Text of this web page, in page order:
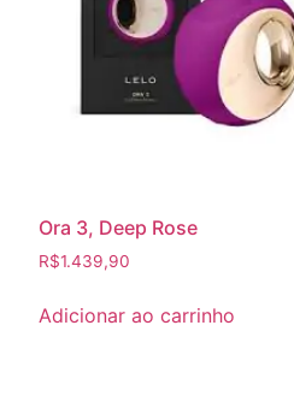
Ora 3, Deep Rose
R$1.439,90
Adicionar ao carrinho